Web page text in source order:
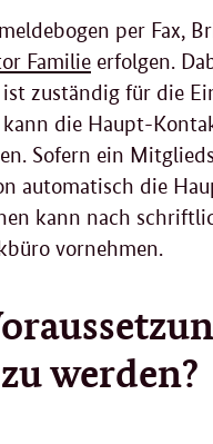
per Fax,
Familie erfolgen.
zuständig für die
die Haupt-
Sofern ein
automatisch die
kann nach
vornehmen.
werden?